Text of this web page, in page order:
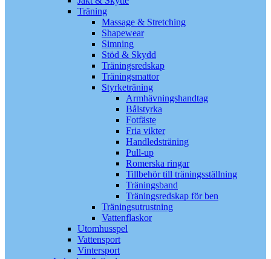
Träning
Massage & Stretching
Shapewear
Simning
Stöd & Skydd
Träningsredskap
Träningsmattor
Styrketräning
Armhävningshandtag
Bålstyrka
Fotfäste
Fria vikter
Handledsträning
Pull-up
Romerska ringar
Tillbehör till träningsställning
Träningsband
Träningsredskap för ben
Träningsutrustning
Vattenflaskor
Utomhusspel
Vattensport
Vintersport